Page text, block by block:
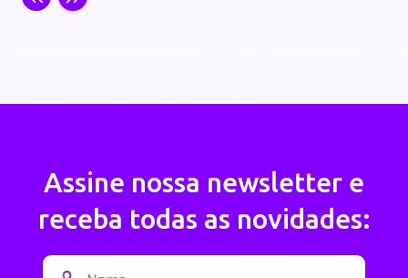
Assine nossa newsletter e
receba todas as novidades: